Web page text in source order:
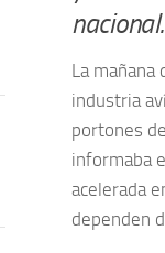
nacional.
La mañana
industria
portones
informaba
acelerada
dependen